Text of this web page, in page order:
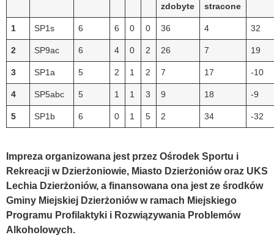
zdobyte
stracone
1 SP1s 6 6 0 0 36 4 32
2 SP9ac 6 4 0 2 26 7 19
3 SP1a 5 2 1 2 7 17 -10
4 SP5abc 5 1 1 3 9 18 -9
5 SP1b 6 0 1 5 2 34 -32
Impreza organizowana jest przez Ośrodek Sportu i
Rekreacji w Dzierżoniowie, Miasto Dzierżoniów oraz UKS
Lechia Dzierżoniów, a finansowana ona jest ze środków
Gminy Miejskiej Dzierżoniów w ramach Miejskiego
Programu Profilaktyki i Rozwiązywania Problemów
Alkoholowych.